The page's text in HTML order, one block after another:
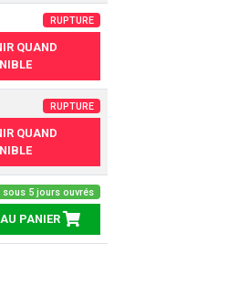
RUPTURE
QUAND
RUPTURE
QUAND
sous 5 jours ouvrés
PANIER